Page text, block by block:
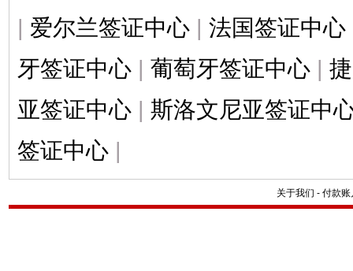
| 爱尔兰签证中心 | 法国签证中心
牙签证中心 | 葡萄牙签证中心 |
亚签证中心 | 斯洛文尼亚签证中
签证中心 |
关于我们 - 付款账